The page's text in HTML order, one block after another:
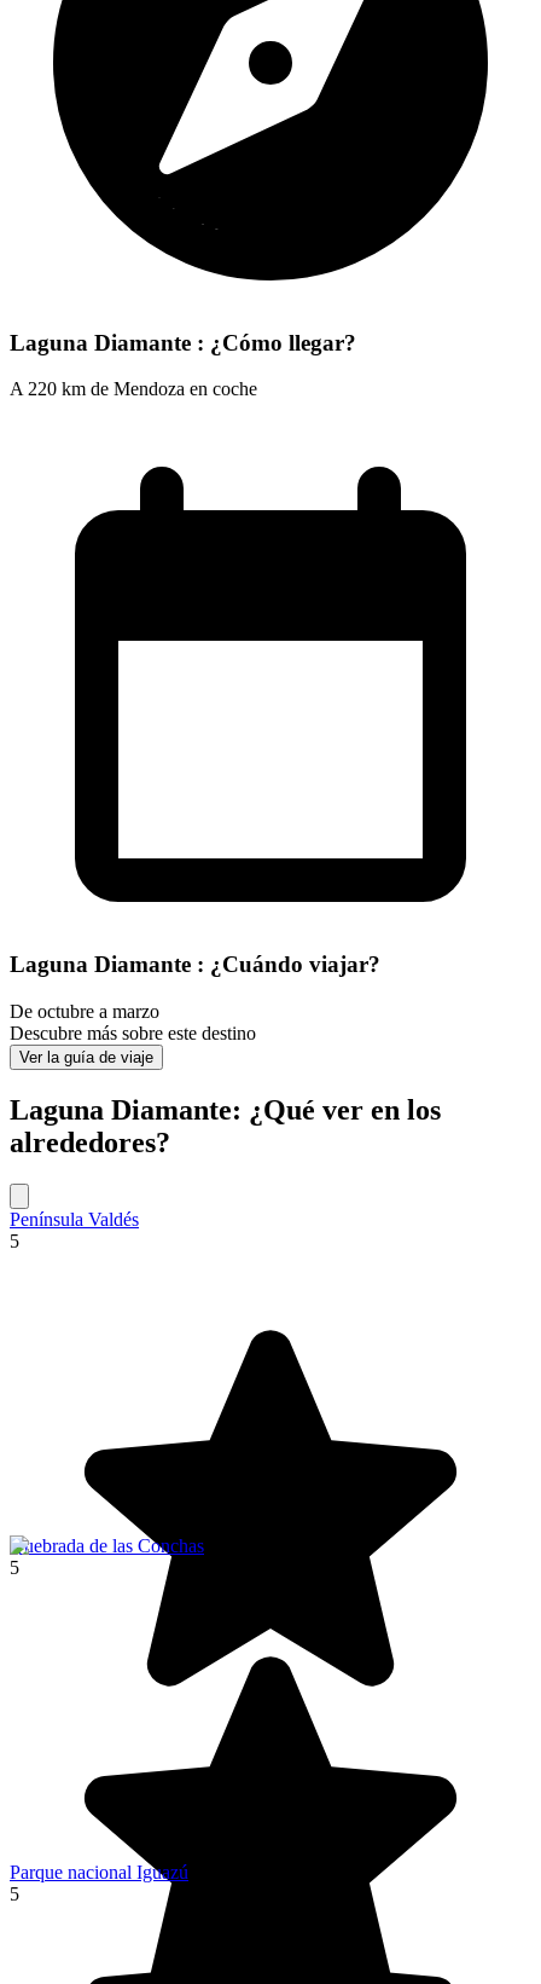
Laguna Diamante : ¿Cómo llegar?
A 220 km de Mendoza en coche
Laguna Diamante : ¿Cuándo viajar?
De octubre a marzo
Descubre más sobre este destino
Ver la guía de viaje
Laguna Diamante: ¿Qué ver en los
alrededores?
Península Valdés
5
Quebrada de las Conchas
5
Parque nacional Iguazú
5